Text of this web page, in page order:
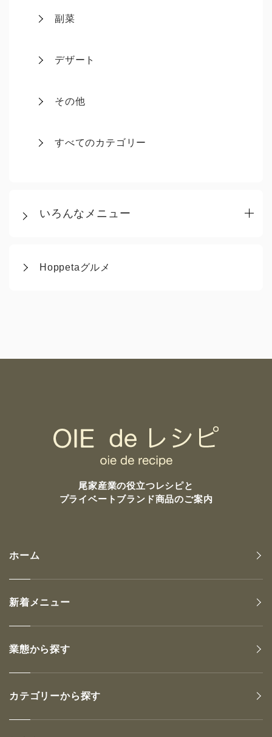
副菜
デザート
その他
すべてのカテゴリー
いろんなメニュー
Hoppetaグルメ
尾家産業の役立つレシピと
プライベートブランド商品のご案内
ホーム
新着メニュー
業態から探す
カテゴリーから探す